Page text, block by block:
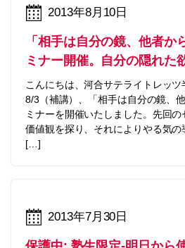
2013年8月10日
「相手は自分の鏡、他者か
ミナー開催。自分の隠れた
こんにちは、河合サテライトレッツ
8/3（補講）、「相手は自分の鏡、
ミナーを開催いたしました。先回
価値観を探り、それによりやる気の
[…]
2013年7月30日